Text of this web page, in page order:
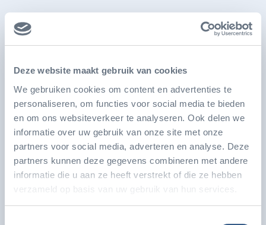
Deze website maakt gebruik van cookies
We gebruiken cookies om content en advertenties te
personaliseren, om functies voor social media te bieden
en om ons websiteverkeer te analyseren. Ook delen we
informatie over uw gebruik van onze site met onze
partners voor social media, adverteren en analyse. Deze
partners kunnen deze gegevens combineren met andere
informatie die u aan ze heeft verstrekt of die ze hebben
verzameld op basis van uw gebruik van hun services.
Burgers' Zoo eröffnet Ökodisplay Desert
nach umfangreichem Umbau